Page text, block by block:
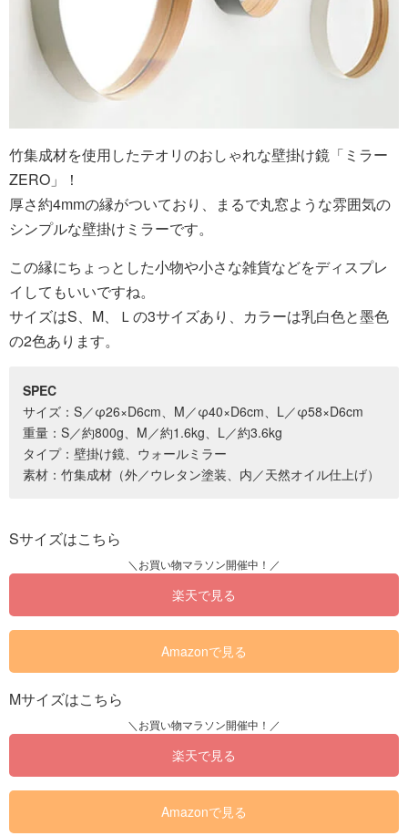
竹集成材を使用したテオリのおしゃれな壁掛け鏡「ミラー
ZERO」！
厚さ約4mmの縁がついており、まるで丸窓ような雰囲気の
シンプルな壁掛けミラーです。
この縁にちょっとした小物や小さな雑貨などをディスプレ
イしてもいいですね。
サイズはS、M、Ｌの3サイズあり、カラーは乳白色と墨色
の2色あります。
SPEC
サイズ：S／φ26×D6cm、M／φ40×D6cm、L／φ58×D6cm
重量：S／約800g、M／約1.6kg、L／約3.6kg
タイプ：壁掛け鏡、ウォールミラー
素材：竹集成材（外／ウレタン塗装、内／天然オイル仕上げ）
Sサイズはこちら
楽天で見る
Amazonで見る
Mサイズはこちら
楽天で見る
Amazonで見る